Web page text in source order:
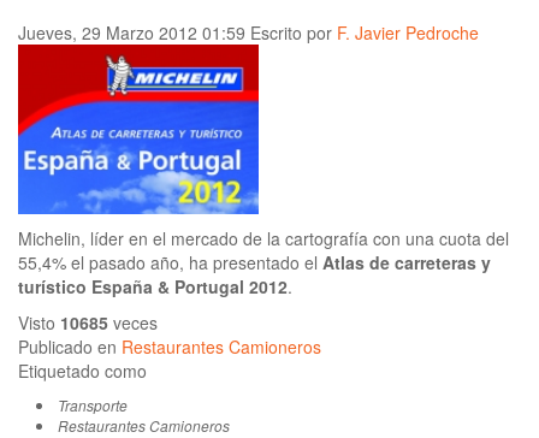
Jueves, 29 Marzo 2012 01:59 Escrito por F. Javier Pedroche
Michelin, líder en el mercado de la cartografía con una cuota del
55,4% el pasado año, ha presentado el Atlas de carreteras y
turístico España & Portugal 2012.
Visto 10685 veces
Publicado en Restaurantes Camioneros
Etiquetado como
Transporte
Restaurantes Camioneros